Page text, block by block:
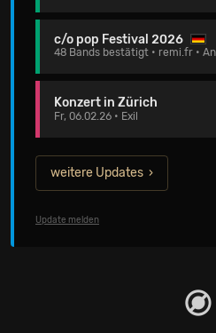
c/o pop Festival 2026
48 Bands bestätigt • remi.fr •
Konzert in Zürich
Fr, 06.02.26 • Exil
weitere Updates
Update melden